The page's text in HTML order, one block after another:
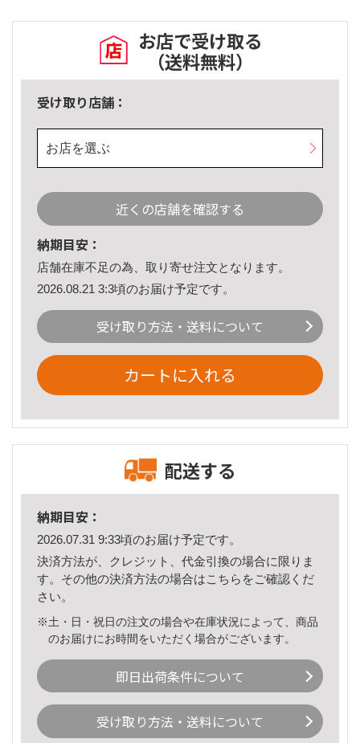
お店で受け取る
（送料無料）
受け取り店舗：
お店を選ぶ
近くの店舗を確認する
納期目安：
店舗在庫不足の為、取り寄せ注文となります。
2026.08.21 3:3頃のお届け予定です。
受け取り方法・送料について
カートに入れる
配送する
納期目安：
2026.07.31 9:33頃のお届け予定です。
決済方法が、クレジット、代金引換の場合に限りま
す。その他の決済方法の場合はこちら をご確認くだ
さい。
※土・日・祝日の注文の場合や在庫状況によって、商品
のお届けにお時間をいただく場合がございます。
即日出荷条件について
受け取り方法・送料について